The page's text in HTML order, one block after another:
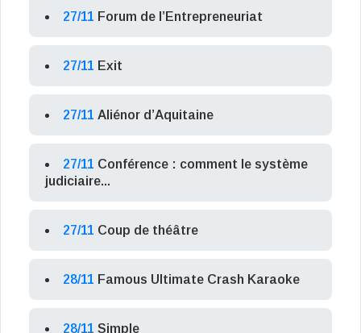
27/11 Forum de l’Entrepreneuriat
27/11 Exit
27/11 Aliénor d’Aquitaine
27/11 Conférence : comment le système
judiciaire...
27/11 Coup de théâtre
28/11 Famous Ultimate Crash Karaoke
28/11 Simple